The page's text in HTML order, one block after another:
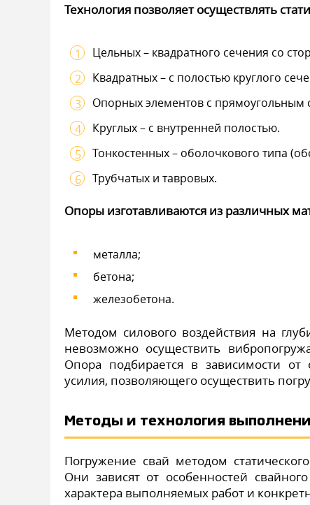
Технология позволяет осуществлять
Цельных – квадратного сечения со
Квадратных – с полостью круглого
Опорных элементов с прямоугольным
Круглых – с внутренней полостью.
Тонкостенных – оболочкового типа
Трубчатых и тавровых.
Опоры изготавливаются из различных
металла;
бетона;
железобетона.
Методом силового воздействия на
невозможно осуществить
Опора подбирается в зависимости от
усилия, позволяющего осуществить
Методы и технология
Погружение свай методом
Они зависят от особенностей
характера выполняемых работ и